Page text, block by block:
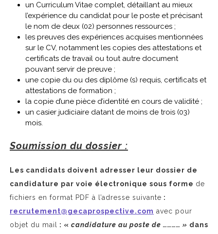
un Curriculum Vitae complet, détaillant au mieux
l’expérience du candidat pour le poste et précisant
le nom de deux (02) personnes ressources ;
les preuves des expériences acquises mentionnées
sur le CV, notamment les copies des attestations et
certificats de travail ou tout autre document
pouvant servir de preuve ;
une copie du ou des diplôme (s) requis, certificats et
attestations de formation ;
la copie d’une pièce d’identité en cours de validité ;
un casier judiciaire datant de moins de trois (03)
mois.
Soumission du dossier :
Les candidats doivent adresser leur dossier de
candidature par voie électronique sous forme de
fichiers en format PDF à l’adresse suivante :
recrutement@gecaprospective.com avec pour
objet du mail
: « candidature au poste de ………… » dans